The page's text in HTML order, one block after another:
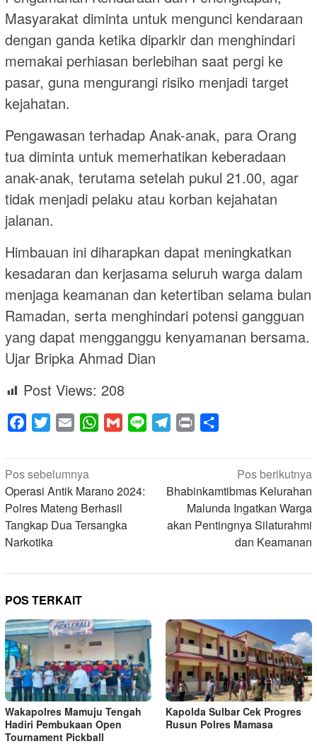
Masyarakat diminta untuk mengunci kendaraan
dengan ganda ketika diparkir dan menghindari
memakai perhiasan berlebihan saat pergi ke
pasar, guna mengurangi risiko menjadi target
kejahatan.
Pengawasan terhadap Anak-anak, para Orang
tua diminta untuk memerhatikan keberadaan
anak-anak, terutama setelah pukul 21.00, agar
tidak menjadi pelaku atau korban kejahatan
jalanan.
Himbauan ini diharapkan dapat meningkatkan
kesadaran dan kerjasama seluruh warga dalam
menjaga keamanan dan ketertiban selama bulan
Ramadan, serta menghindari potensi gangguan
yang dapat mengganggu kenyamanan bersama.
Ujar Bripka Ahmad Dian
Post Views: 208
Facebook
Twitter Email WhatsApp
Gmail Line Telegram
Print
Navigasi
pos
Pos sebelumnya
Operasi Antik Marano 2024:
Polres Mateng Berhasil
Tangkap Dua Tersangka
Narkotika
Pos berikutnya
Bhabinkamtibmas Kelurahan
Malunda Ingatkan Warga
akan Pentingnya Silaturahmi
dan Keamanan
POS TERKAIT
Wakapolres Mamuju Tengah
Hadiri Pembukaan Open
Tournament Pickball
Kapolda Sulbar Cek Progres
Rusun Polres Mamasa